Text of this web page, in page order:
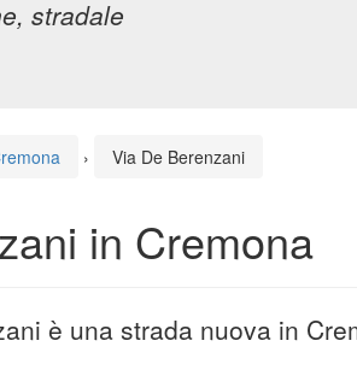
stradale
› Via De Berenzani
in Cremona
è una strada nuova in